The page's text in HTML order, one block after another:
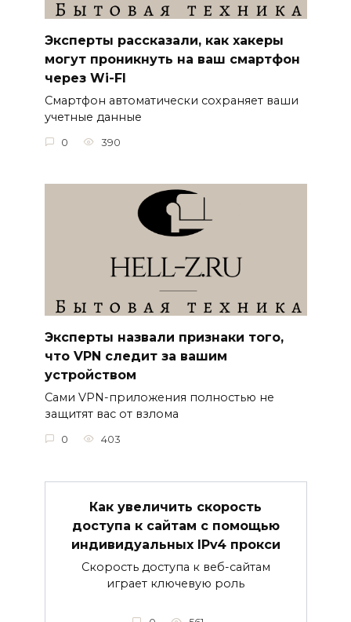
Эксперты рассказали, как хакеры
могут проникнуть на ваш смартфон
через Wi-FI
Смартфон автоматически сохраняет ваши
учетные данные
0 390
Эксперты назвали признаки того,
что VPN следит за вашим
устройством
Сами VPN-приложения полностью не
защитят вас от взлома
0 403
Как увеличить скорость
доступа к сайтам с помощью
индивидуальных IPv4 прокси
Скорость доступа к веб-сайтам
играет ключевую роль